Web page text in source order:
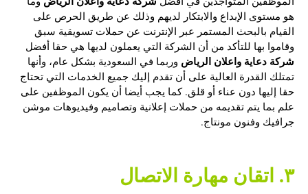
هو مستوى الإبداع والابتكار لديهم وذلك عن طريق الحرص على
القيام بالبحث المستمر عبر الإنترنت عن حملات تسويقية سبق
وقاموا بها للتأكد من أن الشركة التي يعملون لديها هي حقا أفضل
شركة دعاية واعلان الرياضوربما في السعودية بشكل عام، وأنها
تمتلك القدرة العالية على أن تقدم إليك جميع الخدمات التي تحتاج
حقا إليها دون عناء أو قلق. كما يجب أيضا أن يكون الموظفين على
علم بما يتم تقديمه من حملات إعلانية وتصاميم وفيديوهات موشن
جرافيك وفنون مونتاج.